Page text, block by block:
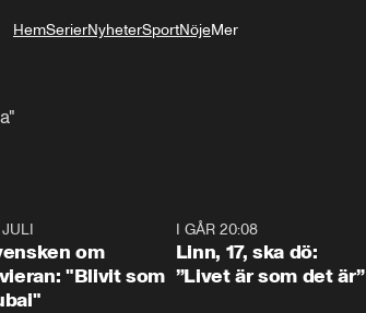
HemSerierNyheterSportNöjeMer
om
"Blivit som
I GÅR 20:08
Linn, 17, ska dö:
”Livet är som det är”